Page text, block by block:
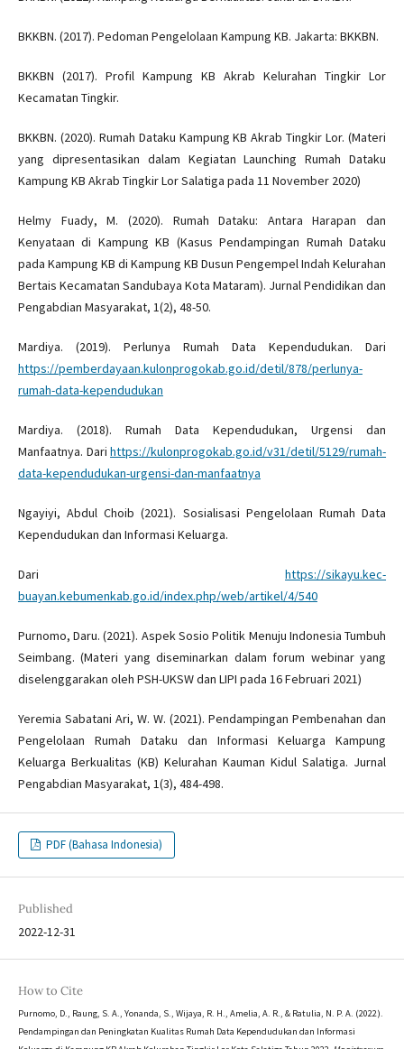
BKKBN. (2017). Pedoman Pengelolaan Kampung KB. Jakarta: BKKBN.
BKKBN (2017). Profil Kampung KB Akrab Kelurahan Tingkir Lor
Kecamatan Tingkir.
BKKBN. (2020). Rumah Dataku Kampung KB Akrab Tingkir Lor. (Materi
yang dipresentasikan dalam Kegiatan Launching Rumah Dataku
Kampung KB Akrab Tingkir Lor Salatiga pada 11 November 2020)
Helmy Fuady, M. (2020). Rumah Dataku: Antara Harapan dan
Kenyataan di Kampung KB (Kasus Pendampingan Rumah Dataku
pada Kampung KB di Kampung KB Dusun Pengempel Indah Kelurahan
Bertais Kecamatan Sandubaya Kota Mataram). Jurnal Pendidikan dan
Pengabdian Masyarakat, 1(2), 48-50.
Mardiya. (2019). Perlunya Rumah Data Kependudukan. Dari
https://pemberdayaan.kulonprogokab.go.id/detil/878/perlunya-
rumah-data-kependudukan
Mardiya. (2018). Rumah Data Kependudukan, Urgensi dan
Manfaatnya. Darihttps://kulonprogokab.go.id/v31/detil/5129/rumah-
data-kependudukan-urgensi-dan-manfaatnya
Ngayiyi, Abdul Choib (2021). Sosialisasi Pengelolaan Rumah Data
Kependudukan dan Informasi Keluarga.
Darihttps://sikayu.kec-
buayan.kebumenkab.go.id/index.php/web/artikel/4/540
Purnomo, Daru. (2021). Aspek Sosio Politik Menuju Indonesia Tumbuh
Seimbang. (Materi yang diseminarkan dalam forum webinar yang
diselenggarakan oleh PSH-UKSW dan LIPI pada 16 Februari 2021)
Yeremia Sabatani Ari, W. W. (2021). Pendampingan Pembenahan dan
Pengelolaan Rumah Dataku dan Informasi Keluarga Kampung
Keluarga Berkualitas (KB) Kelurahan Kauman Kidul Salatiga. Jurnal
Pengabdian Masyarakat, 1(3), 484-498.
PDF (Bahasa Indonesia)
Published
2022-12-31
How to Cite
Purnomo, D., Raung, S. A., Yonanda, S., Wijaya, R. H., Amelia, A. R., & Ratulia, N. P. A. (2022).
Pendampingan dan Peningkatan Kualitas Rumah Data Kependudukan dan Informasi